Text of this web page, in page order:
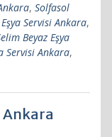
, Solfasol
Servisi Ankara,
Beyaz Eşya
Servisi Ankara,
Ankara